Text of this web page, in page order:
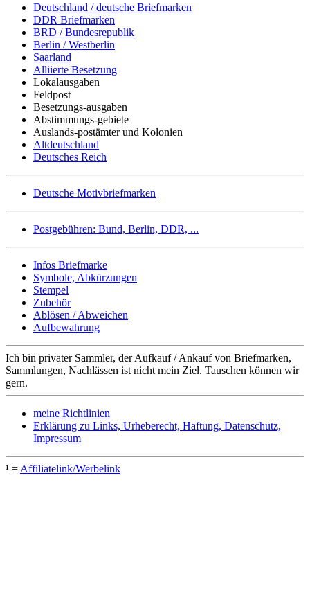
Deutschland / deutsche Briefmarken
DDR Briefmarken
BRD / Bundesrepublik
Berlin / Westberlin
Saarland
Alliierte Besetzung
Lokalausgaben
Feldpost
Besetzungs-ausgaben
Abstimmungs-gebiete
Auslands-postämter und Kolonien
Altdeutschland
Deutsches Reich
Deutsche Motivbriefmarken
Postgebühren: Bund, Berlin, DDR, ...
Infos Briefmarke
Symbole, Abkürzungen
Stempel
Zubehör
Ablösen / Abweichen
Aufbewahrung
Ich bin privater Sammler, der Aufkauf / Ankauf von Briefmarken,
Sammlungen, Nachlässen ist nicht mein Ziel. Tauschen können wir
gern.
meine Richtlinien
Erklärung zu Links, Urheberecht, Haftung, Datenschutz,
Impressum
¹ = Affiliatelink/Werbelink